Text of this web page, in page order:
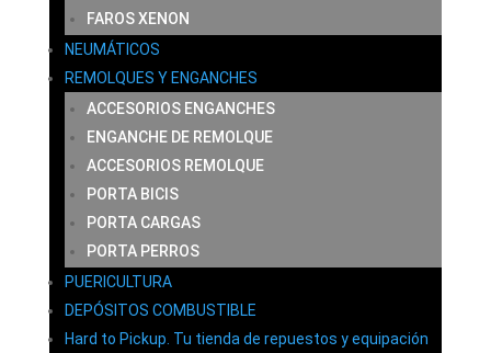
FAROS XENON
NEUMÁTICOS
REMOLQUES Y ENGANCHES
ACCESORIOS ENGANCHES
ENGANCHE DE REMOLQUE
ACCESORIOS REMOLQUE
PORTA BICIS
PORTA CARGAS
PORTA PERROS
PUERICULTURA
DEPÓSITOS COMBUSTIBLE
Hard to Pickup. Tu tienda de repuestos y equipación